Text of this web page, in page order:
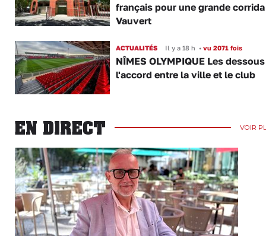
français pour une grande corrida
Vauvert
ACTUALITÉS Il y a 18 h •vu 2071 fois
NÎMES OLYMPIQUE Les
l'accord entre la ville et le club
EN DIRECT VOIR